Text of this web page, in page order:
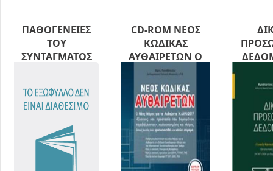
ΠΑΘΟΓΕΝΕΙΕΣ
ΤΟΥ
ΣΥΝΤΑΓΜΑΤΟΣ
CD-ROM ΝΕΟΣ
ΚΩΔΙΚΑΣ
ΑΥΘΑΙΡΕΤΩΝ Ο
ΝΕΟΣ ΝΟΜΟΣ ΓΙΑ
ΤΑ ΑΥΘΑΙΡΕΤΑ
Ν.4495/2017
"ΕΛΕΓΧΟΣ ΚΑΙ
ΠΡΟΣΤΑΣΙΑ ΤΟΥ